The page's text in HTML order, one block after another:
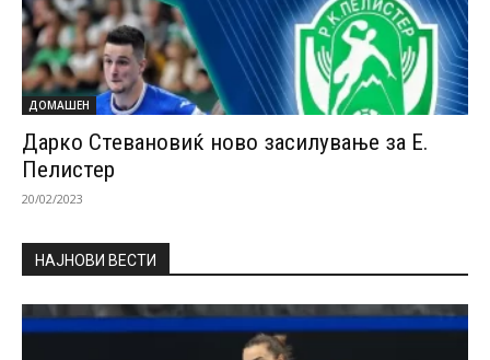
ДОМАШЕН
Дарко Стевановиќ ново засилување за Е.
Пелистер
20/02/2023
НАЈНОВИ ВЕСТИ